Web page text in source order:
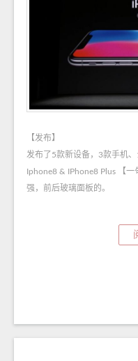
【发布】
发布了5款新设备，3款手机
Iphone8 & IPhone8 Plus 【
强，前后玻璃面板的。